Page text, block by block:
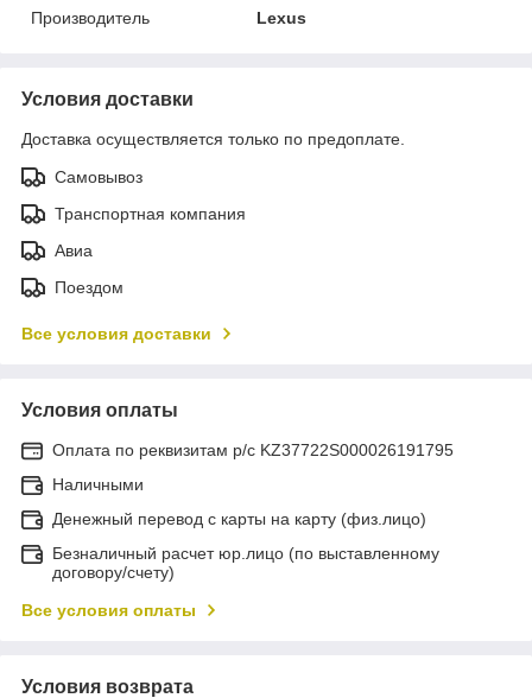
Производитель
Lexus
Условия доставки
Доставка осуществляется только по предоплате.
Самовывоз
Транспортная компания
Авиа
Поездом
Все условия доставки
Условия оплаты
Оплата по реквизитам р/с KZ37722S000026191795
Наличными
Денежный перевод с карты на карту (физ.лицо)
Безналичный расчет юр.лицо (по выставленному
договору/счету)
Все условия оплаты
Условия возврата